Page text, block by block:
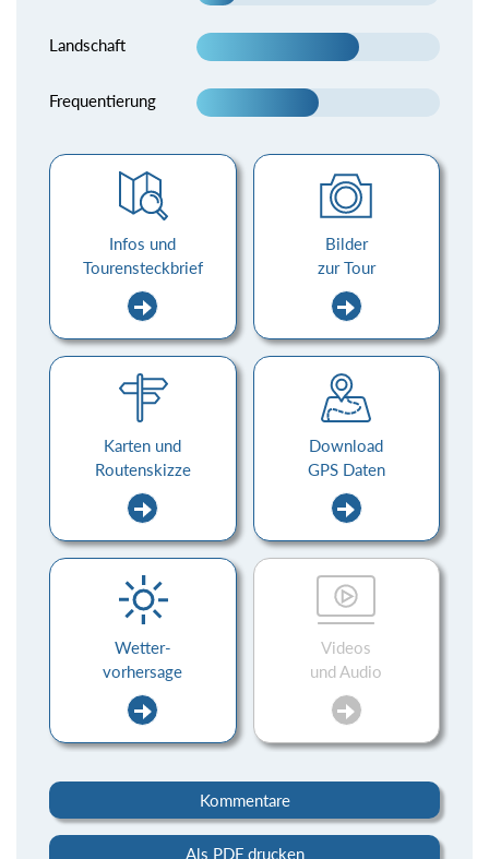
Landschaft
Frequentierung
Infos und
Tourensteckbrief
Bilder
zur Tour
Karten und
Routenskizze
Download
GPS Daten
Wetter-
vorhersage
Videos
und Audio
Kommentare
Als PDF drucken